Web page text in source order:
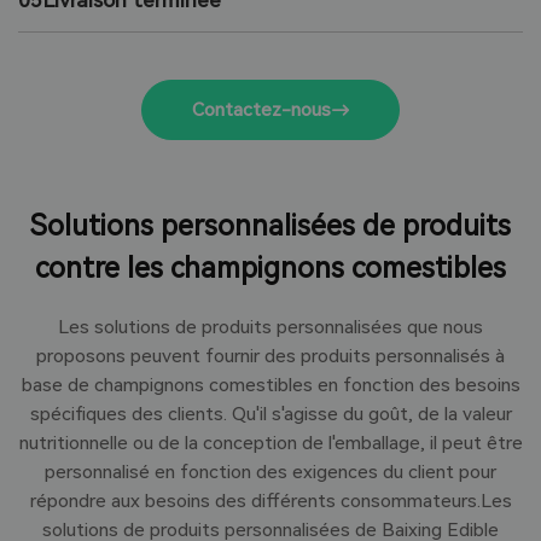
Nous disposons d'un système logistique complet pour
produits à temps.
Contactez-nous
Solutions personnalisées de produits
contre les champignons comestibles
Les solutions de produits personnalisées que nous
proposons peuvent fournir des produits personnalisés à
base de champignons comestibles en fonction des besoins
spécifiques des clients. Qu'il s'agisse du goût, de la valeur
nutritionnelle ou de la conception de l'emballage, il peut être
personnalisé en fonction des exigences du client pour
répondre aux besoins des différents consommateurs. Les
solutions de produits personnalisées de Baixing Edible